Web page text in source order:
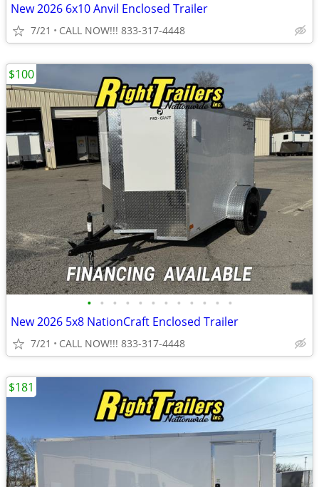
New 2026 6x10 Anvil Enclosed Trailer
7/21 CALL NOW!!! 833-317-4448
• • • • • • • • • • • •
New 2026 5x8 NationCraft Enclosed Trailer
7/21 CALL NOW!!! 833-317-4448
$100
$181